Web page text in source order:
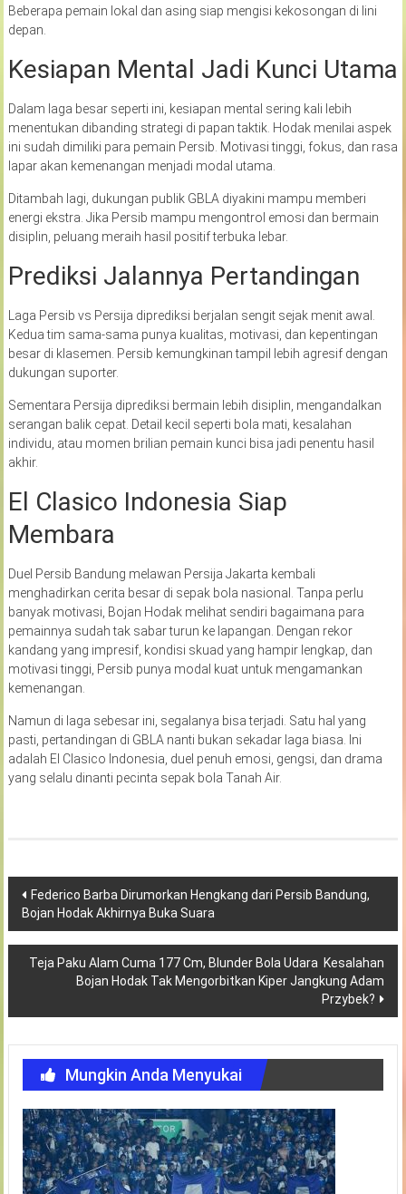
Beberapa pemain lokal dan asing siap mengisi kekosongan di lini
depan.
Kesiapan Mental Jadi Kunci Utama
Dalam laga besar seperti ini, kesiapan mental sering kali lebih
menentukan dibanding strategi di papan taktik. Hodak menilai aspek
ini sudah dimiliki para pemain Persib. Motivasi tinggi, fokus, dan rasa
lapar akan kemenangan menjadi modal utama.
Ditambah lagi, dukungan publik GBLA diyakini mampu memberi
energi ekstra. Jika Persib mampu mengontrol emosi dan bermain
disiplin, peluang meraih hasil positif terbuka lebar.
Prediksi Jalannya Pertandingan
Laga Persib vs Persija diprediksi berjalan sengit sejak menit awal.
Kedua tim sama-sama punya kualitas, motivasi, dan kepentingan
besar di klasemen. Persib kemungkinan tampil lebih agresif dengan
dukungan suporter.
Sementara Persija diprediksi bermain lebih disiplin, mengandalkan
serangan balik cepat. Detail kecil seperti bola mati, kesalahan
individu, atau momen brilian pemain kunci bisa jadi penentu hasil
akhir.
El Clasico Indonesia Siap
Membara
Duel Persib Bandung melawan Persija Jakarta kembali
menghadirkan cerita besar di sepak bola nasional. Tanpa perlu
banyak motivasi, Bojan Hodak melihat sendiri bagaimana para
pemainnya sudah tak sabar turun ke lapangan. Dengan rekor
kandang yang impresif, kondisi skuad yang hampir lengkap, dan
motivasi tinggi, Persib punya modal kuat untuk mengamankan
kemenangan.
Namun di laga sebesar ini, segalanya bisa terjadi. Satu hal yang
pasti, pertandingan di GBLA nanti bukan sekadar laga biasa. Ini
adalah El Clasico Indonesia, duel penuh emosi, gengsi, dan drama
yang selalu dinanti pecinta sepak bola Tanah Air.
Navigasi
pos
Federico Barba Dirumorkan Hengkang dari Persib Bandung,
Bojan Hodak Akhirnya Buka Suara
Teja Paku Alam Cuma 177 Cm, Blunder Bola Udara Kesalahan
Bojan Hodak Tak Mengorbitkan Kiper Jangkung Adam
Przybek?
Mungkin Anda Menyukai